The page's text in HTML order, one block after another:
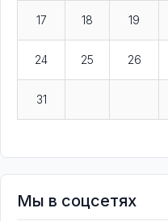
17 18 19
24 25 26
31
Мы в соцсетях